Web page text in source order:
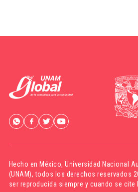
Hecho en México,Universidad Nacional
(UNAM), todos los derechos reservados
ser reproducida siempre y cuando se cite